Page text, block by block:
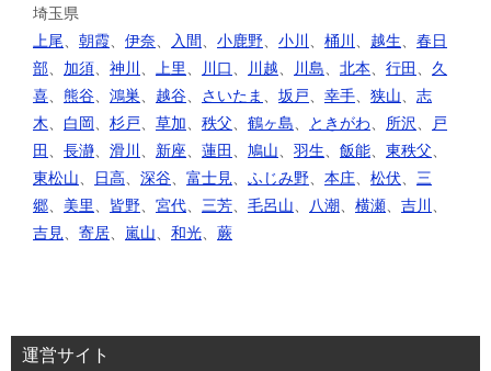
埼玉県
上尾、 朝霞、 伊奈、 入間、 小鹿野、 小川 、 桶川 、 越生、 春日
部、 加須、 神川 、 上里、 川口、 川越、 川島、 北本、 行田 、 久
喜、 熊谷、 鴻巣、 越谷、 さいたま 、 坂戸、 幸手、 狭山、 志
木、 白岡、 杉戸、 草加、 秩父、 鶴ヶ島、 ときがわ、 所沢、
戸
田 、 長瀞、 滑川 、 新座、 蓮田 、 鳩山、 羽生、 飯能、 東秩父、
東松山、 日高、 深谷、 富士見、 ふじみ野、 本庄、 松伏、 三
郷、 美里、 皆野、 宮代、 三芳、 毛呂山、 八潮、 横瀬、 吉川 、
吉見、 寄居、 嵐山、 和光、 蕨
運営サイト